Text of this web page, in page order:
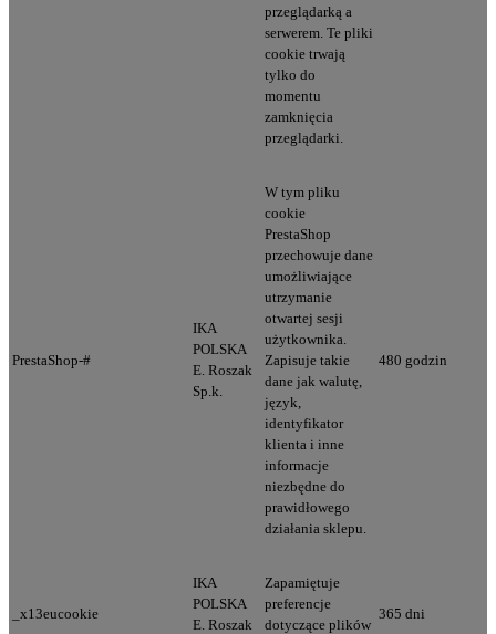
przeglądarką a
serwerem. Te pliki
cookie trwają
tylko do
momentu
zamknięcia
przeglądarki.
PrestaShop-#
IKA
POLSKA
E. Roszak
Sp.k.
W tym pliku
cookie
PrestaShop
przechowuje dane
umożliwiające
utrzymanie
otwartej sesji
użytkownika.
Zapisuje takie
dane jak walutę,
język,
identyfikator
klienta i inne
informacje
niezbędne do
prawidłowego
działania sklepu.
480 godzin
_x13eucookie
IKA
POLSKA
E. Roszak
Zapamiętuje
preferencje
dotyczące plików
365 dni